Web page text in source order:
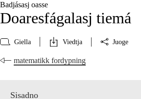
Badjásasj oasse
Doaresfágalasj tiemá
Giella Viedtja Juoge
matematikk fordypning
Sisadno